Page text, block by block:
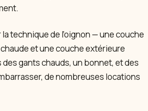
technique de l’oignon — une couche
et une couche extérieure
gants chauds, un bonnet, et des
de nombreuses locations